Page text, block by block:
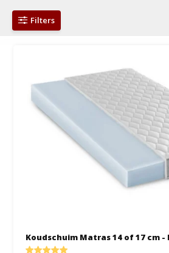
Filters
Koudschuim Matras 14 of 17 cm -